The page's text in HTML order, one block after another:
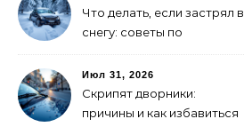
Что делать, если застрял в
снегу: советы по
Июл 31, 2026
Скрипят дворники:
причины и как избавиться